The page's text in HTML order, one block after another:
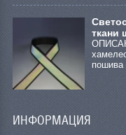
ткани
пошива
ИНФОРМАЦИЯ